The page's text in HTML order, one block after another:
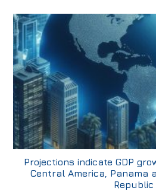
Projections indicate GDP
Central America, Panama
Republic